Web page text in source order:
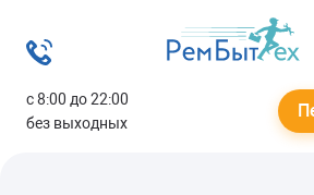
с 8:00 до 22:00
без выходных